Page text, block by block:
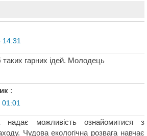
14:31
гарних ідей. Молодець
:
надає можливість ознайомитися з
Чудова екологічна розвага навчає